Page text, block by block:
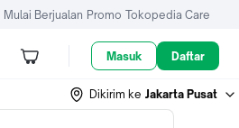
Mulai Berjualan Promo Tokopedia Care
Masuk Daftar
Dikirim ke Jakarta Pusat